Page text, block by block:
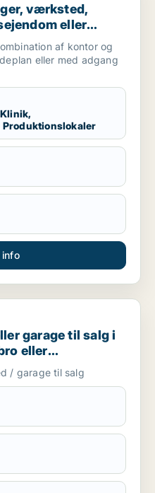
værksted,
eller
salg i
eller Nordhavn
af kontor og
eller med adgang
info
til salg i København K,
garage til salg i
eller
/ garage til salg